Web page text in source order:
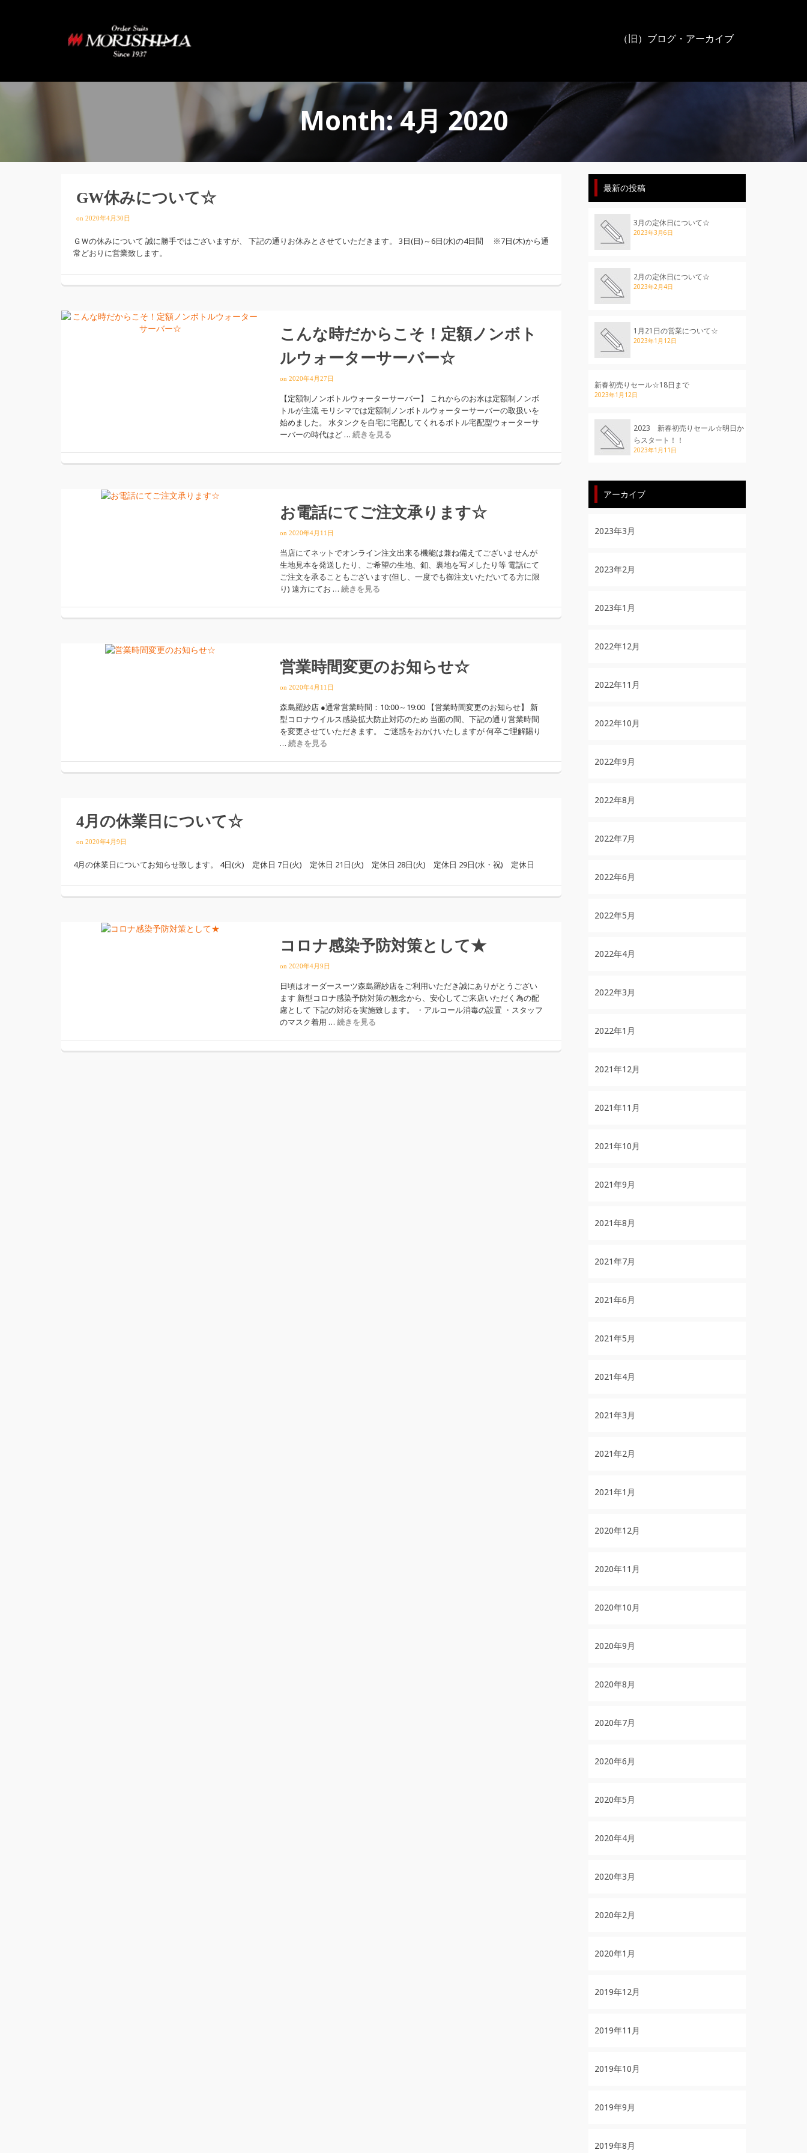
（旧）ブログ・アーカイブ
Month: 4月 2020
GW休みについて☆
on 2020年4月30日
ＧＷの休みについて 誠に勝手ではございますが、 下記の通りお休みとさせていただきます。 3日(日)～6日(水)の4日間 ※7日(木)から通
常どおりに営業致します。
こんな時だからこそ！定額ノンボト
ルウォーターサーバー☆
on2020年4月27日
【定額制ノンボトルウォーターサーバー】 これからのお水は定額制ノンボ
トルが主流 モリシマでは定額制ノンボトルウォーターサーバーの取扱いを
始めました。 水タンクを自宅に宅配してくれるボトル宅配型ウォーターサ
ーバーの時代はど …続きを見る
お電話にてご注文承ります☆
on2020年4月11日
当店にてネットでオンライン注文出来る機能は兼ね備えてございませんが
生地見本を発送したり、ご希望の生地、釦、裏地を写メしたり等 電話にて
ご注文を承ることもございます(但し、一度でも御注文いただいてる方に限
り) 遠方にてお …続きを見る
営業時間変更のお知らせ☆
on2020年4月11日
森島羅紗店 ●通常営業時間：10:00～19:00 【営業時間変更のお知らせ】 新
型コロナウイルス感染拡大防止対応のため 当面の間、下記の通り営業時間
を変更させていただきます。 ご迷惑をおかけいたしますが 何卒ご理解賜り
…続きを見る
4月の休業日について☆
on 2020年4月9日
4月の休業日についてお知らせ致します。 4日(火) 定休日 7日(火) 定休日 21日(火) 定休日 28日(火) 定休日 29日(水・祝) 定休日
コロナ感染予防対策として★
on2020年4月9日
日頃はオーダースーツ森島羅紗店をご利用いただき誠にありがとうござい
ます 新型コロナ感染予防対策の観念から、安心してご来店いただく為の配
慮として 下記の対応を実施致します。 ・アルコール消毒の設置 ・スタッフ
のマスク着用 …続きを見る
最新の投稿
3月の定休日について☆
2023年3月6日
2月の定休日について☆
2023年2月4日
1月21日の営業について☆
2023年1月12日
新春初売りセール☆18日まで
2023年1月12日
2023 新春初売りセール☆明日か
らスタート！！
2023年1月11日
アーカイブ
2023年3月
2023年2月
2023年1月
2022年12月
2022年11月
2022年10月
2022年9月
2022年8月
2022年7月
2022年6月
2022年5月
2022年4月
2022年3月
2022年1月
2021年12月
2021年11月
2021年10月
2021年9月
2021年8月
2021年7月
2021年6月
2021年5月
2021年4月
2021年3月
2021年2月
2021年1月
2020年12月
2020年11月
2020年10月
2020年9月
2020年8月
2020年7月
2020年6月
2020年5月
2020年4月
2020年3月
2020年2月
2020年1月
2019年12月
2019年11月
2019年10月
2019年9月
2019年8月